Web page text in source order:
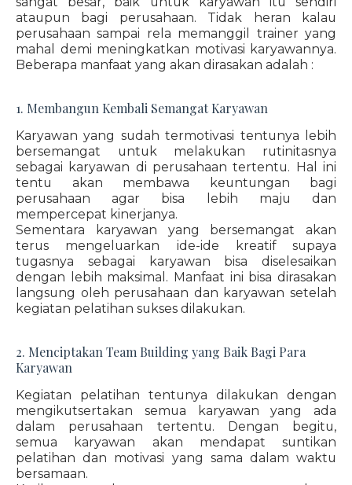
ataupun bagi perusahaan. Tidak heran kalau
perusahaan sampai rela memanggil trainer yang
mahal demi meningkatkan motivasi karyawannya.
Beberapa manfaat yang akan dirasakan adalah :
1. Membangun Kembali Semangat Karyawan
Karyawan yang sudah termotivasi tentunya lebih
bersemangat untuk melakukan rutinitasnya
sebagai karyawan di perusahaan tertentu. Hal ini
tentu akan membawa keuntungan bagi
perusahaan agar bisa lebih maju dan
mempercepat kinerjanya.
Sementara karyawan yang bersemangat akan
terus mengeluarkan ide-ide kreatif supaya
tugasnya sebagai karyawan bisa diselesaikan
dengan lebih maksimal. Manfaat ini bisa dirasakan
langsung oleh perusahaan dan karyawan setelah
kegiatan pelatihan sukses dilakukan.
2. Menciptakan Team Building yang Baik Bagi Para
Karyawan
Kegiatan pelatihan tentunya dilakukan dengan
mengikutsertakan semua karyawan yang ada
dalam perusahaan tertentu. Dengan begitu,
semua karyawan akan mendapat suntikan
pelatihan dan motivasi yang sama dalam waktu
bersamaan.